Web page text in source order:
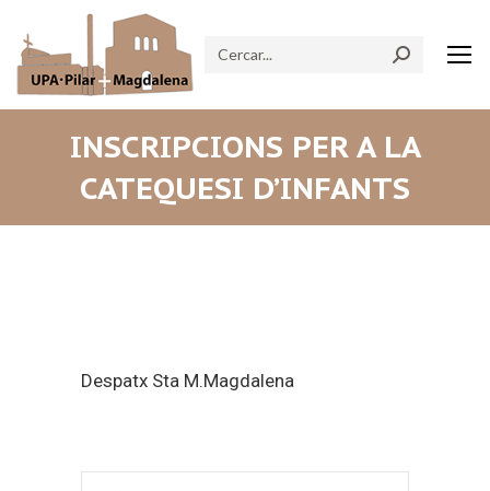
Search:
INSCRIPCIONS PER A LA
CATEQUESI D’INFANTS
Despatx Sta M.Magdalena